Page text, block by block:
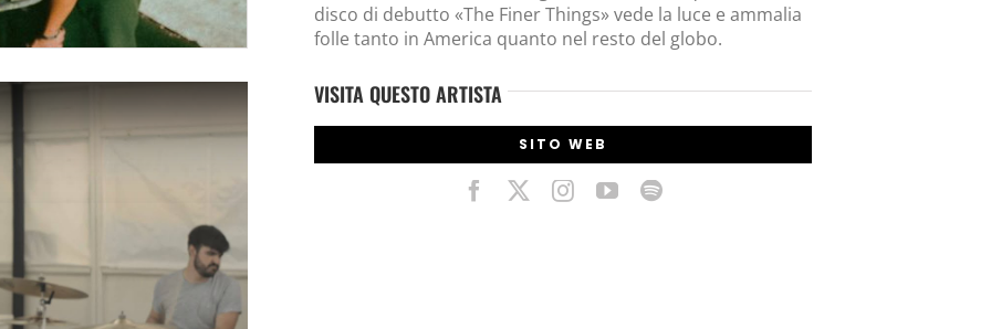
disco di debutto «The Finer Things» vede la luce e ammalia
folle tanto in America quanto nel resto del globo.
VISITA QUESTO ARTISTA
SITO WEB